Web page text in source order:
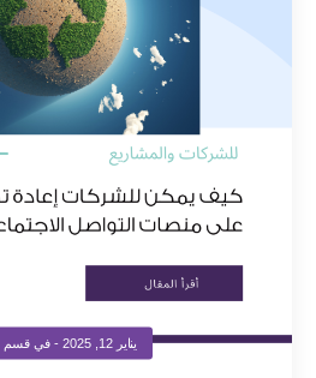
يناير 12, 2025 - في قسم